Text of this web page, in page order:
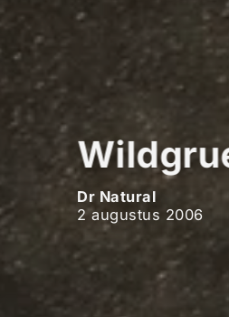
Dr Natural
2 augustus 2006